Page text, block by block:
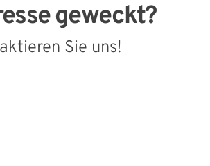
geweckt?
Sie uns!